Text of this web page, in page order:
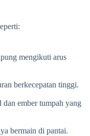
mengikuti arus
berkecepatan tinggi.
ember tumpah yang
bermain di pantai.